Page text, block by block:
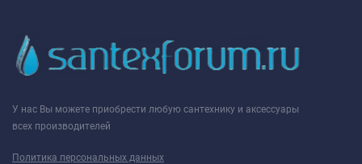
У нас Вы можете приобрести любую сантехнику и аксессуары
всех производителей
Политика персональных данных